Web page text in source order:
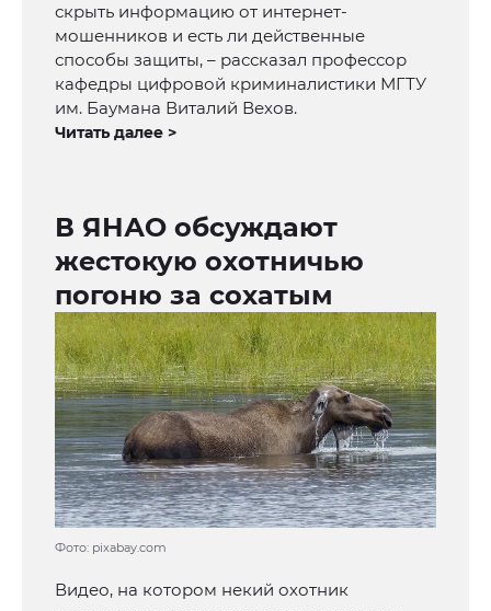
скрыть информацию от интернет-
мошенников и есть ли действенные
способы защиты, – рассказал профессор
кафедры цифровой криминалистики МГТУ
им. Баумана Виталий Вехов.
Читать далее >
В ЯНАО обсуждают
жестокую охотничью
погоню за сохатым
Фото: pixabay.com
Видео, на котором некий охотник